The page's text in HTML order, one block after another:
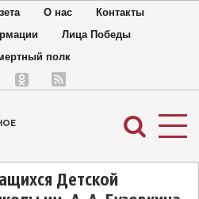
О нас
Контакты
Лица Победы
полк
Детской